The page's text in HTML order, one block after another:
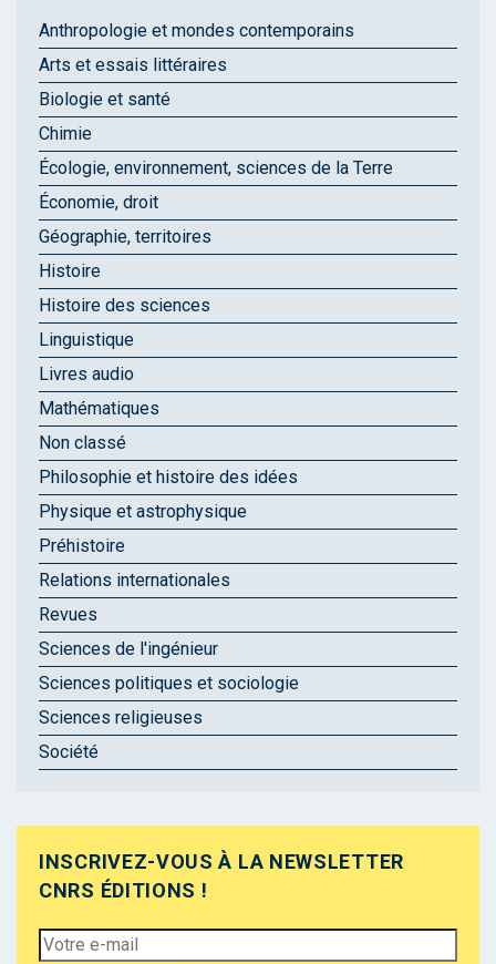
Anthropologie et mondes contemporains
Arts et essais littéraires
Biologie et santé
Chimie
Écologie, environnement, sciences de la Terre
Économie, droit
Géographie, territoires
Histoire
Histoire des sciences
Linguistique
Livres audio
Mathématiques
Non classé
Philosophie et histoire des idées
Physique et astrophysique
Préhistoire
Relations internationales
Revues
Sciences de l'ingénieur
Sciences politiques et sociologie
Sciences religieuses
Société
INSCRIVEZ-VOUS À LA NEWSLETTER
CNRS ÉDITIONS !